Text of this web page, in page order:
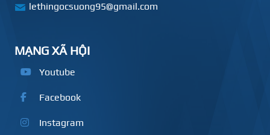
lethingocsuong95@gmail.com
MẠNG XÃ HỘI
Youtube
Facebook
Instagram